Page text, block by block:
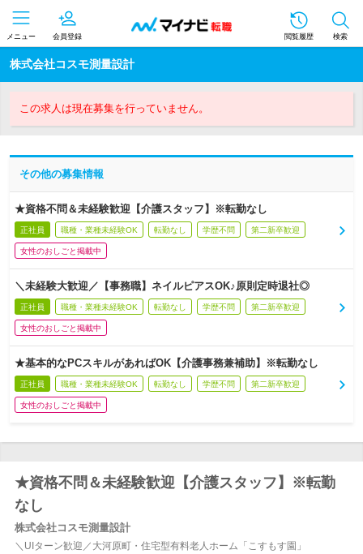
メニュー 会員登録 閲覧履歴 検索
株式会社コスモ測量設計
この求人は現在募集を行っていません。
その他の募集情報
★資格不問＆未経験歓迎【介護スタッフ】※転勤なし
正社員 職種・業種未経験OK 転勤なし 学歴不問 第二新卒歓迎
女性のおしごと掲載中
＼未経験大歓迎／【事務職】ネイルピアスOK♪原則定時退社◎
正社員 職種・業種未経験OK 転勤なし 学歴不問 第二新卒歓迎
女性のおしごと掲載中
★基本的なPCスキルがあればOK【介護事務兼補助】※転勤なし
正社員 職種・業種未経験OK 転勤なし 学歴不問 第二新卒歓迎
女性のおしごと掲載中
★資格不問＆未経験歓迎【介護スタッフ】※転勤
なし
株式会社コスモ測量設計
＼UIターン歓迎／大河原町・住宅型有料老人ホーム「こすもす園」